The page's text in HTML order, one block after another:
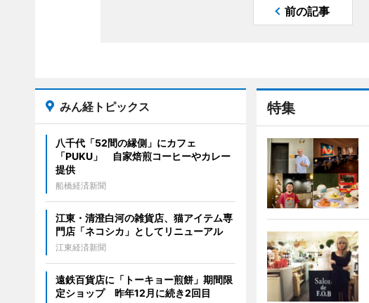
前の記事
特集
みん経トピックス
八千代「52間の縁側」にカフェ
「PUKU」 自家焙煎コーヒーやカレー
提供
船橋経済新聞
江東・清澄白河の雑貨店、猫アイテム専
門店「ネコシカ」としてリニューアル
江東経済新聞
遠鉄百貨店に「トーキョー煎餅」期間限
定ショップ 昨年12月に続き2回目